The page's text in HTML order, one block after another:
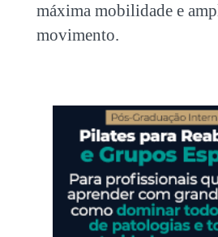
máxima mobilidade e
movimento.